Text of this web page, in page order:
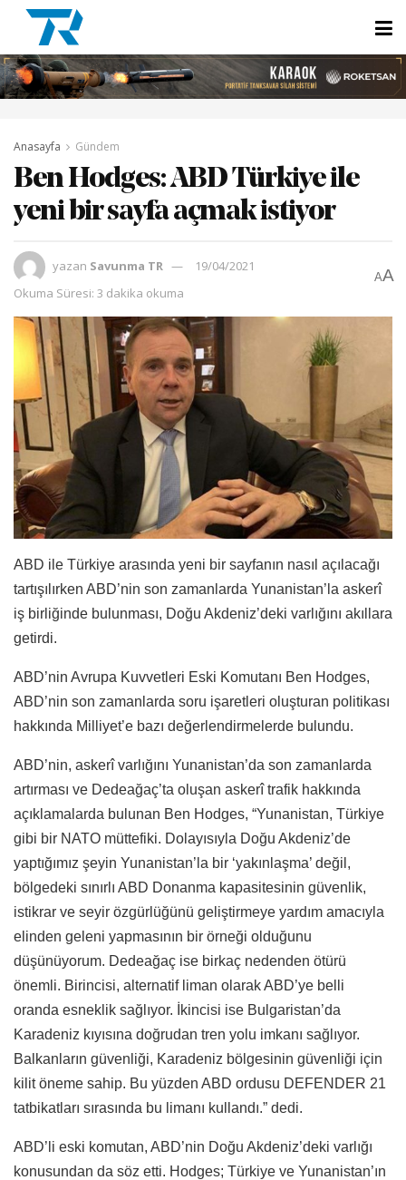
Anasayfa Gündem
Ben Hodges: ABD Türkiye ile
yeni bir sayfa açmak istiyor
yazan Savunma TR
19/04/2021
Okuma Süresi: 3 dakika okuma
AA
​​​ABD ile Türkiye arasında yeni bir sayfanın nasıl açılacağı
tartışılırken ABD’nin son zamanlarda Yunanistan’la askerî
iş birliğinde bulunması, Doğu Akdeniz’deki varlığını akıllara
getirdi.
ABD’nin Avrupa Kuvvetleri Eski Komutanı Ben Hodges,
ABD’nin son zamanlarda soru işaretleri oluşturan politikası
hakkında Milliyet’e bazı değerlendirmelerde bulundu.
ABD’nin, askerî varlığını Yunanistan’da son zamanlarda
artırması ve Dedeağaç’ta oluşan askerî trafik hakkında
açıklamalarda bulunan Ben Hodges, “Yunanistan, Türkiye
gibi bir NATO müttefiki. Dolayısıyla Doğu Akdeniz’de
yaptığımız şeyin Yunanistan’la bir ‘yakınlaşma’ değil,
bölgedeki sınırlı ABD Donanma kapasitesinin güvenlik,
istikrar ve seyir özgürlüğünü geliştirmeye yardım amacıyla
elinden geleni yapmasının bir örneği olduğunu
düşünüyorum. Dedeağaç ise birkaç nedenden ötürü
önemli. Birincisi, alternatif liman olarak ABD’ye belli
oranda esneklik sağlıyor. İkincisi ise Bulgaristan’da
Karadeniz kıyısına doğrudan tren yolu imkanı sağlıyor.
Balkanların güvenliği, Karadeniz bölgesinin güvenliği için
kilit öneme sahip. Bu yüzden ABD ordusu DEFENDER 21
tatbikatları sırasında bu limanı kullandı.” dedi.
ABD’li eski komutan, ABD’nin Doğu Akdeniz’deki varlığı
konusundan da söz etti. Hodges; Türkiye ve Yunanistan’ın